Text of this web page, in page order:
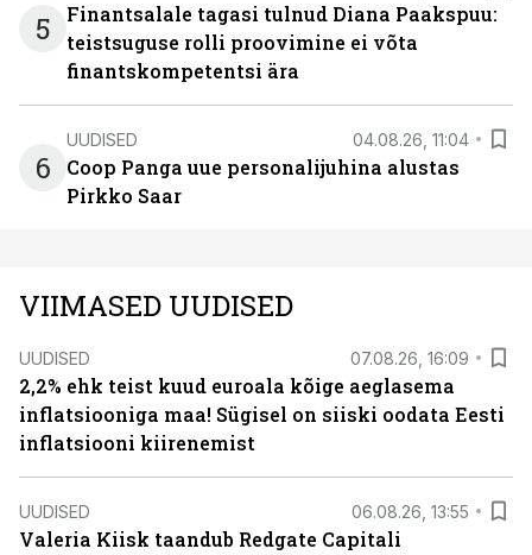
5
Finantsalale tagasi tulnud Diana Paakspuu:
teistsuguse rolli proovimine ei võta
finantskompetentsi ära
6
UUDISED 04.08.26, 11:04
Coop Panga uue personalijuhina alustas
Pirkko Saar
VIIMASED UUDISED
UUDISED 07.08.26, 16:09
2,2% ehk teist kuud euroala kõige aeglasema
inflatsiooniga maa! Sügisel on siiski oodata Eesti
inflatsiooni kiirenemist
UUDISED 06.08.26, 13:55
Valeria Kiisk taandub Redgate Capitali